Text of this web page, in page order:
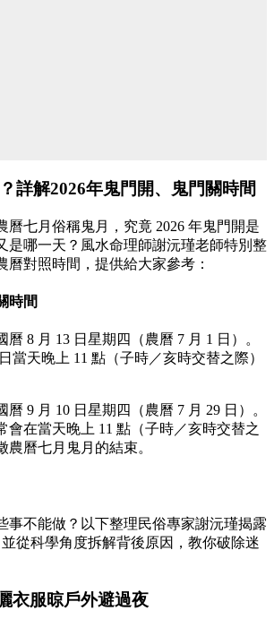
詳解2026年鬼門開、鬼門關時間
曆七月俗稱鬼月，究竟 2026 年鬼門開是
是哪一天？風水命理師謝沅瑾老師特別整
曆對照時間，提供給大家參考：
時間
曆 8 月 13 日星期四（農曆 7 月 1 日）。
當天晚上 11 點（子時／亥時交替之際）
曆 9 月 10 日星期四（農曆 7 月 29 日）。
會在當天晚上 11 點（子時／亥時交替之
農曆七月鬼月的結束。
事不能做？以下整理民俗專家謝沅瑾揭露
從科學角度拆解背後原因，教你破除迷
衣服晾戶外避過夜